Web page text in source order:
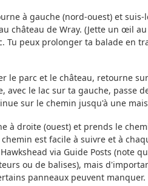
à gauche (nord-ouest) et
château de Wray. (Jette un œil
Tu peux prolonger ta balade en
le parc et le château, retourne
avec le lac sur ta gauche, passe
sur le chemin jusqu'à une
à droite (ouest) et prends le
est facile à suivre et à
via Guide Posts (note
ou de balises), mais
panneaux peuvent manquer.